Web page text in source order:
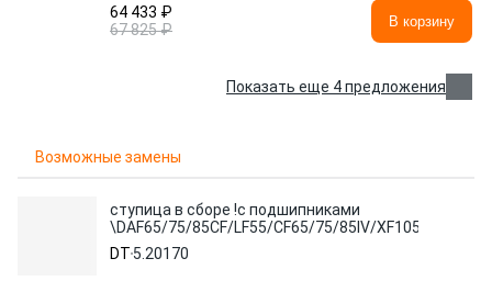
64 433 ₽
67 825 ₽
В корзину
Показать еще 4 предложения
Возможные замены
ступица в сборе !с подшипниками
\DAF65/75/85CF/LF55/CF65/75/85IV/XF105/XF95
DT 5.20170